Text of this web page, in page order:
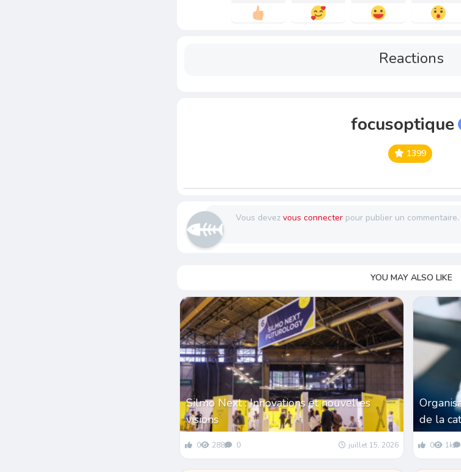
Reactions
focusoptique
1399
Vous devezvous connecter pour publier un commentaire.
YOU MAY ALSO LIKE
Silmo Next : Innovations et nouvelles
visions
0 288 0 juillet 15, 2026
de la
0 1k